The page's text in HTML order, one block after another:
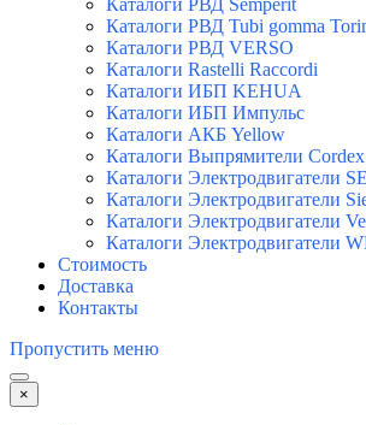
Каталоги РВД Semperit
Каталоги РВД Tubi gomma
Каталоги РВД VERSO
Каталоги Rastelli Raccordi
Каталоги ИБП KEHUA
Каталоги ИБП Импульс
Каталоги АКБ Yellow
Каталоги Выпрямители Cordex
Каталоги Электродвигатели
Каталоги Электродвигатели
Каталоги Электродвигатели
Каталоги Электродвигатели
Стоимость
Доставка
Контакты
Пропустить меню
×